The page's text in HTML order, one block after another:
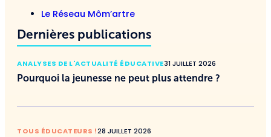
Le Réseau Môm’artre
Dernières publications
ANALYSES DE L'ACTUALITÉ ÉDUCATIVE31 JUILLET 2026
Pourquoi la jeunesse ne peut plus attendre ?
TOUS ÉDUCATEURS !28 JUILLET 2026